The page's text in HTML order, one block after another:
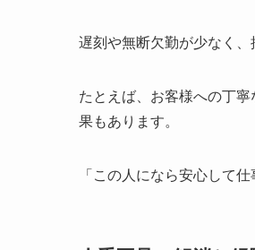
遅刻や無断欠勤が少なく
たとえば、お客様への丁
果もあります。
「この人になら安心して